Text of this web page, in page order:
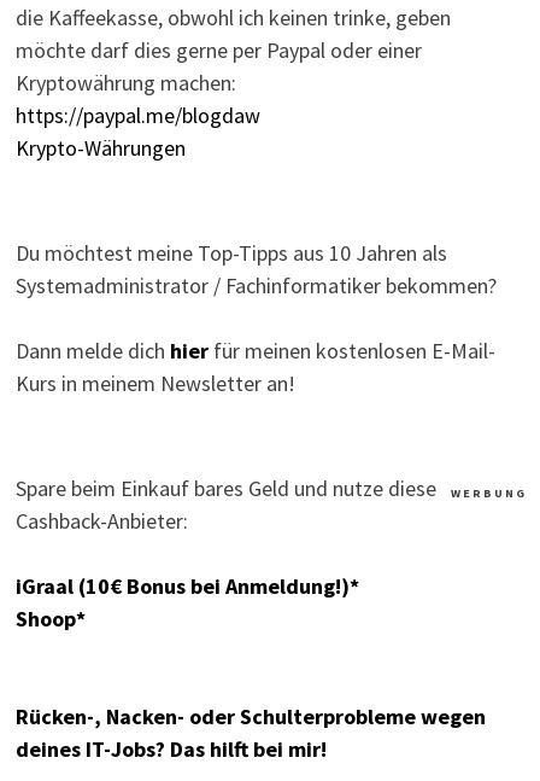
die Kaffeekasse, obwohl ich keinen trinke, geben
möchte darf dies gerne per Paypal oder einer
Kryptowährung machen:
https://paypal.me/blogdaw
Krypto-Währungen
Du möchtest meine Top-Tipps aus 10 Jahren als
Systemadministrator / Fachinformatiker bekommen?
Dann melde dich hierfür meinen kostenlosen E-Mail-
Kurs in meinem Newsletter an!
W E R B U N G
Spare beim Einkauf bares Geld und nutze diese
Cashback-Anbieter:
iGraal (10€ Bonus bei Anmeldung!)*
Shoop*
Rücken-, Nacken- oder Schulterprobleme wegen
deines IT-Jobs? Das hilft bei mir!